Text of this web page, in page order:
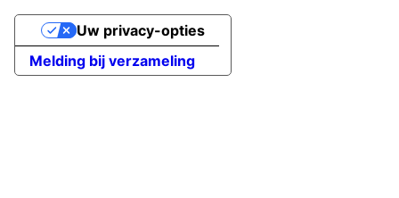
Melding bij verzameling
Uw privacy-opties